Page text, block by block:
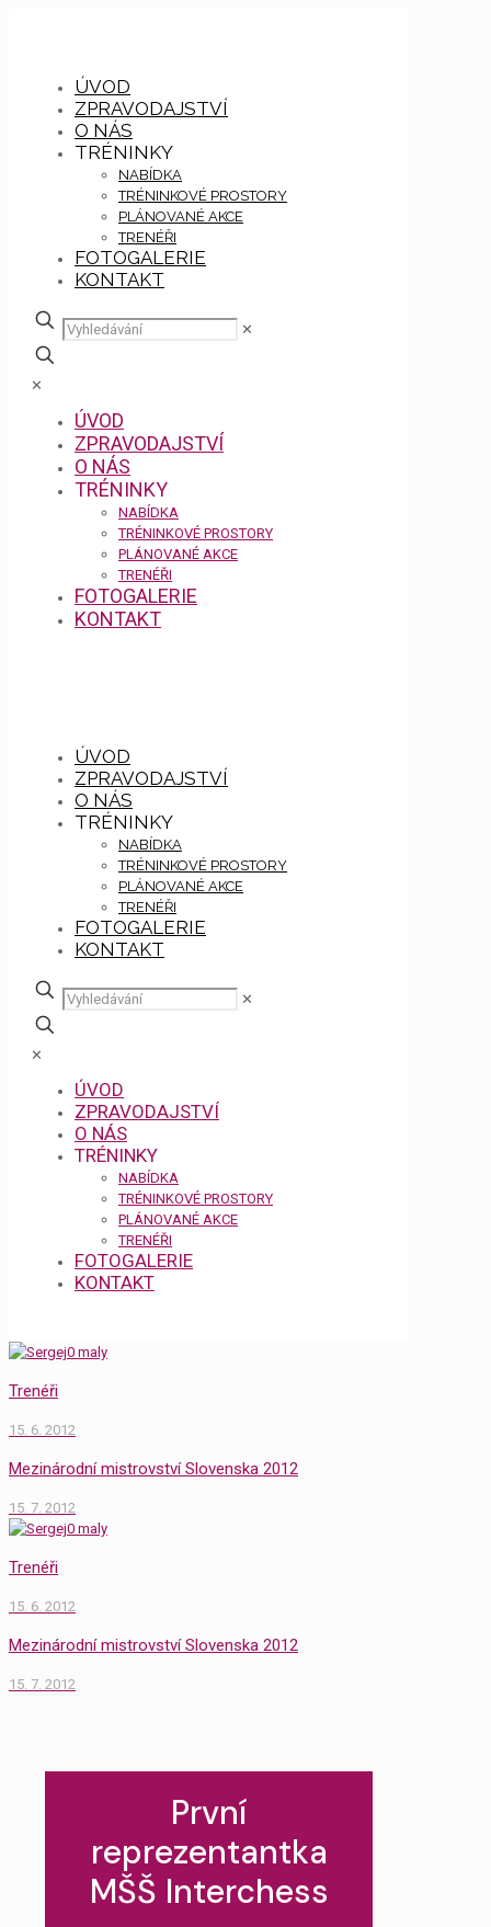
ÚVOD
ZPRAVODAJSTVÍ
O NÁS
TRÉNINKY
NABÍDKA
TRÉNINKOVÉ PROSTORY
PLÁNOVANÉ AKCE
TRENÉŘI
FOTOGALERIE
KONTAKT
✕
✕
ÚVOD
ZPRAVODAJSTVÍ
O NÁS
TRÉNINKY
NABÍDKA
TRÉNINKOVÉ PROSTORY
PLÁNOVANÉ AKCE
TRENÉŘI
FOTOGALERIE
KONTAKT
ÚVOD
ZPRAVODAJSTVÍ
O NÁS
TRÉNINKY
NABÍDKA
TRÉNINKOVÉ PROSTORY
PLÁNOVANÉ AKCE
TRENÉŘI
FOTOGALERIE
KONTAKT
✕
✕
ÚVOD
ZPRAVODAJSTVÍ
O NÁS
TRÉNINKY
NABÍDKA
TRÉNINKOVÉ PROSTORY
PLÁNOVANÉ AKCE
TRENÉŘI
FOTOGALERIE
KONTAKT
Trenéři
15. 6. 2012
Mezinárodní mistrovství Slovenska 2012
15. 7. 2012
Trenéři
15. 6. 2012
Mezinárodní mistrovství Slovenska 2012
15. 7. 2012
První
reprezentantka
MŠŠ Interchess